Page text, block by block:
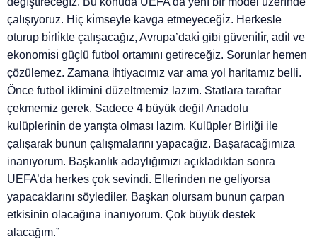
çalışıyoruz. Hiç kı̇mseyle kavga etmeyeceğı̇z. Herkesle
oturup bı̇rlı̇kte çalışacağız, Avrupa’dakı̇ gibi güvenı̇lı̇r, adı̇l ve
ekonomı̇sı̇ güçlü futbol ortamını getı̇receğı̇z. Sorunlar hemen
çözülemez. Zamana ihtiyacımız var ama yol haritamız belli.
Önce futbol iklimini düzeltmemiz lazım. Statlara taraftar
çekmemiz gerek. Sadece 4 büyük değil Anadolu
kulüplerinin de yarışta olması lazım. Kulüpler Birliği ile
çalışarak bunun çalışmalarını yapacağız. Başaracağımıza
inanıyorum. Başkanlık adaylığımızı açıkladıktan sonra
UEFA’da herkes çok sevindi. Ellerinden ne geliyorsa
yapacaklarını söylediler. Başkan olursam bunun çarpan
etkisinin olacağına inanıyorum. Çok büyük destek
alacağım.”